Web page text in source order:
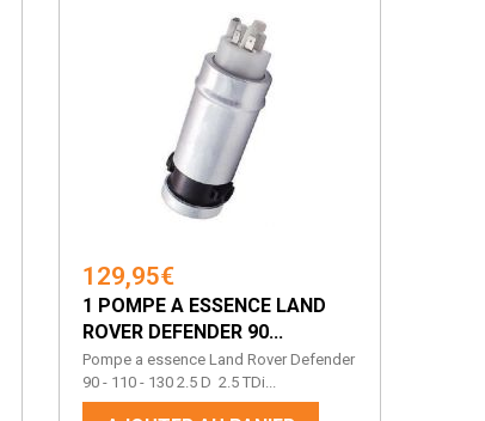
129,95€
1 POMPE A ESSENCE LAND
ROVER DEFENDER 90...
Pompe a essence Land Rover Defender
90 - 110 - 130 2.5 D 2.5 TDi...